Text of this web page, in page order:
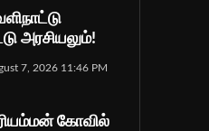
அரசியலும்!
7, 2026 11:46 PM
கோவில்